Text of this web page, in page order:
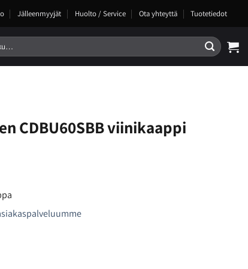
Jälleenmyyjät Huolto / Service Ota yhteyttä Tuotetiedot
CDBU60SBB viinikaappi